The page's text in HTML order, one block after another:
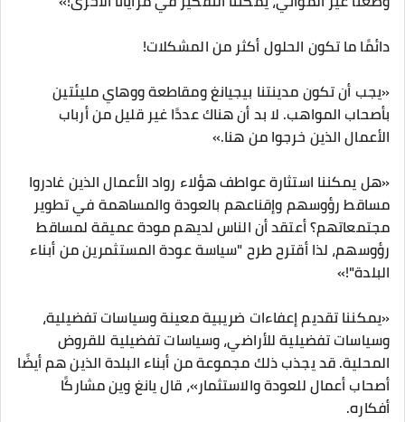
دائمًا ما تكون الحلول أكثر من المشكلات!
«يجب أن تكون مدينتنا بيجيانغ ومقاطعة ووهاي مليئتين
بأصحاب المواهب. لا بد أن هناك عددًا غير قليل من أرباب
الأعمال الذين خرجوا من هنا.»
«هل يمكننا استثارة عواطف هؤلاء رواد الأعمال الذين غادروا
مساقط رؤوسهم وإقناعهم بالعودة والمساهمة في تطوير
مجتمعاتهم؟ أعتقد أن الناس لديهم مودة عميقة لمساقط
رؤوسهم، لذا أقترح طرح "سياسة عودة المستثمرين من أبناء
البلدة"!»
«يمكننا تقديم إعفاءات ضريبية معينة وسياسات تفضيلية،
وسياسات تفضيلية للأراضي، وسياسات تفضيلية للقروض
المحلية. قد يجذب ذلك مجموعة من أبناء البلدة الذين هم أيضًا
أصحاب أعمال للعودة والاستثمار»، قال يانغ وين مشاركًا
أفكاره.